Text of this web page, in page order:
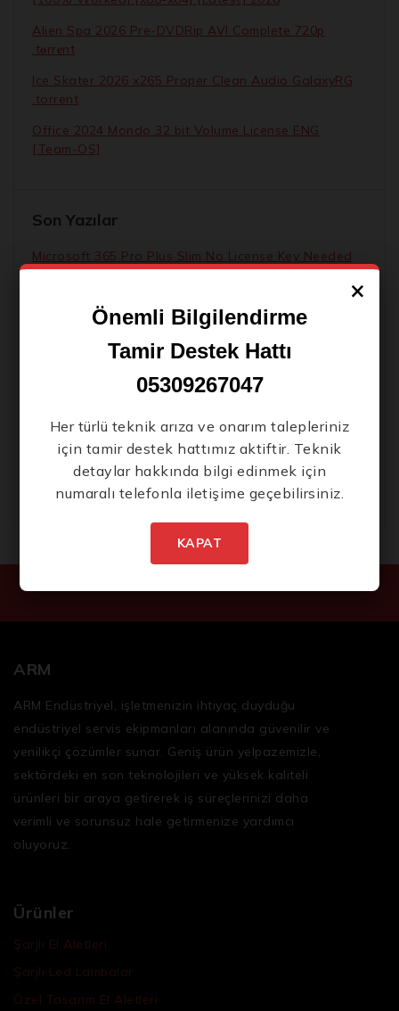
Alien Spa 2026 Pre-DVDRip AVI Complete 720p
.t𝐨rr𝐞nt
Ice Skater 2026 x265 Proper Clean Audio GalaxyRG
.torrent
Office 2024 Mondo 32 bit Volume License ENG
[Team-OS]
Son Yazılar
Microsoft 365 Pro Plus Slim No License Key Needed
[Тo𝚛rent]
Movavi Video Converter Premium License[Activated]
[100% Worked] [x86-x64] [Latest] 2026
Alien Spa 2026 Pre-DVDRip AVI Complete 720p
.torrent
Office 2024 Mondo 32 bit Volume License ENG
[Team-OS]
ARM
ARM Endüstriyel, işletmenizin ihtiyaç duyduğu
endüstriyel servis ekipmanları alanında güvenilir ve
yenilikçi çözümler sunar. Geniş ürün yelpazemizle,
sektördeki en son teknolojileri ve yüksek kaliteli
ürünleri bir araya getirerek iş süreçlerinizi daha
verimli ve sorunsuz hale getirmenize yardımcı
oluyoruz.
Ürünler
Şarjlı El Aletleri
Şarjlı Led Lambalar
Özel Tasarım El Aletleri
×
Önemli Bilgilendirme
Tamir Destek Hattı
05309267047
Her türlü teknik arıza ve onarım talepleriniz
için tamir destek hattımız aktiftir. Teknik
detaylar hakkında bilgi edinmek için
numaralı telefonla iletişime geçebilirsiniz.
KAPAT